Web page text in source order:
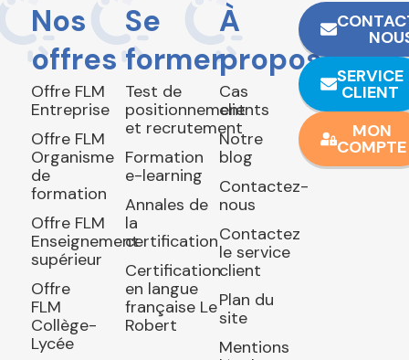
Nos
offres
Offre FLM
Entreprise
Offre FLM
Organisme
de
formation
Offre FLM
Enseignement
supérieur
Offre
FLM
Collège-
Lycée
Se
former
Test de
positionnement
et recrutement
Formation
e-learning
Annales de
la
certification
Certification
en langue
française Le
Robert
À
propos
Cas
clients
Notre
blog
Contactez-
nous
Contactez
le service
client
Plan du
site
Mentions
SERVICE
CLIENT
MON
COMPTE